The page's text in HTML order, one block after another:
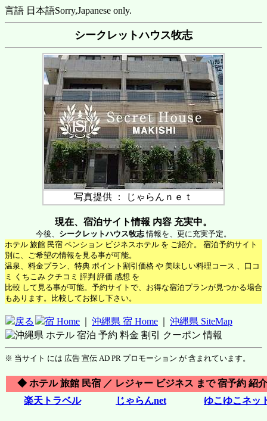
言語 日本語Sorry,Japanese only.
シークレットハウス牧志
写真提供 ： じゃらんｎｅｔ
現在、宿泊サイト情報 内容 充実中。
今後、 シークレットハウス牧志情報を、更に充実予定。
ホテル 旅館 民宿 ペンション ビジネスホテル を ご紹介。 宿泊予約サイト
別に、ご希望の情報を見る事が可能。
温泉、料金プラン、特典 ポイント割引価格 や 美味しい料理コース 、口コ
ミ くちこみ クチコミ 評判 評価 感想 を
比較 して見る事が可能。予約サイトで、お得な宿泊プランが見つかる場合
もあります。比較してお探し下さい。
戻る 宿 Home 沖縄県 宿 Home 沖縄県 SiteMap
※ 当サイト には 広告 宣伝 AD PR プロモーション が 含まれています。
◆ ホテル 旅館 民宿 ／ レジャー ビジネス まで 宿予約 紹
楽天トラベル
じゃらんnet ゆこゆこネッ